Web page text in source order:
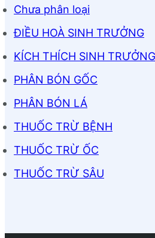
Chưa phân loại
ĐIỀU HOÀ SINH TRƯỞNG
KÍCH THÍCH SINH TRƯỞNG
PHÂN BÓN GỐC
PHÂN BÓN LÁ
THUỐC TRỪ BỆNH
THUỐC TRỪ ỐC
THUỐC TRỪ SÂU